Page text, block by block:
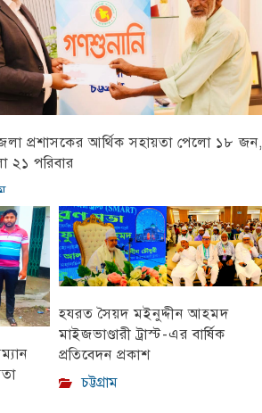
প্রশাসকের আর্থিক সহায়তা পেলো ১৮ জন,
২১ পরিবার
হযরত সৈয়দ মইনুদ্দীন আহমদ
মাইজভাণ্ডারী ট্রাস্ট-এর বার্ষিক
প্রতিবেদন প্রকাশ
চট্টগ্রাম